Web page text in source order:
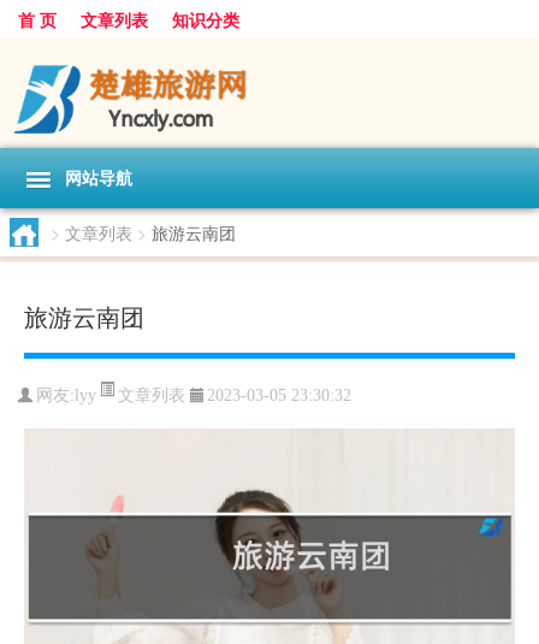
首 页 文章列表 知识分类
网站导航
> 文章列表 > 旅游云南团
旅游云南团
网友: lyy 文章列表 2023-03-05 23:30:32